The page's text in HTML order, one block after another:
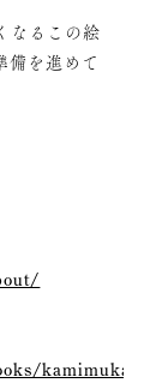
なるこの絵
備を進めて
kamimukae-